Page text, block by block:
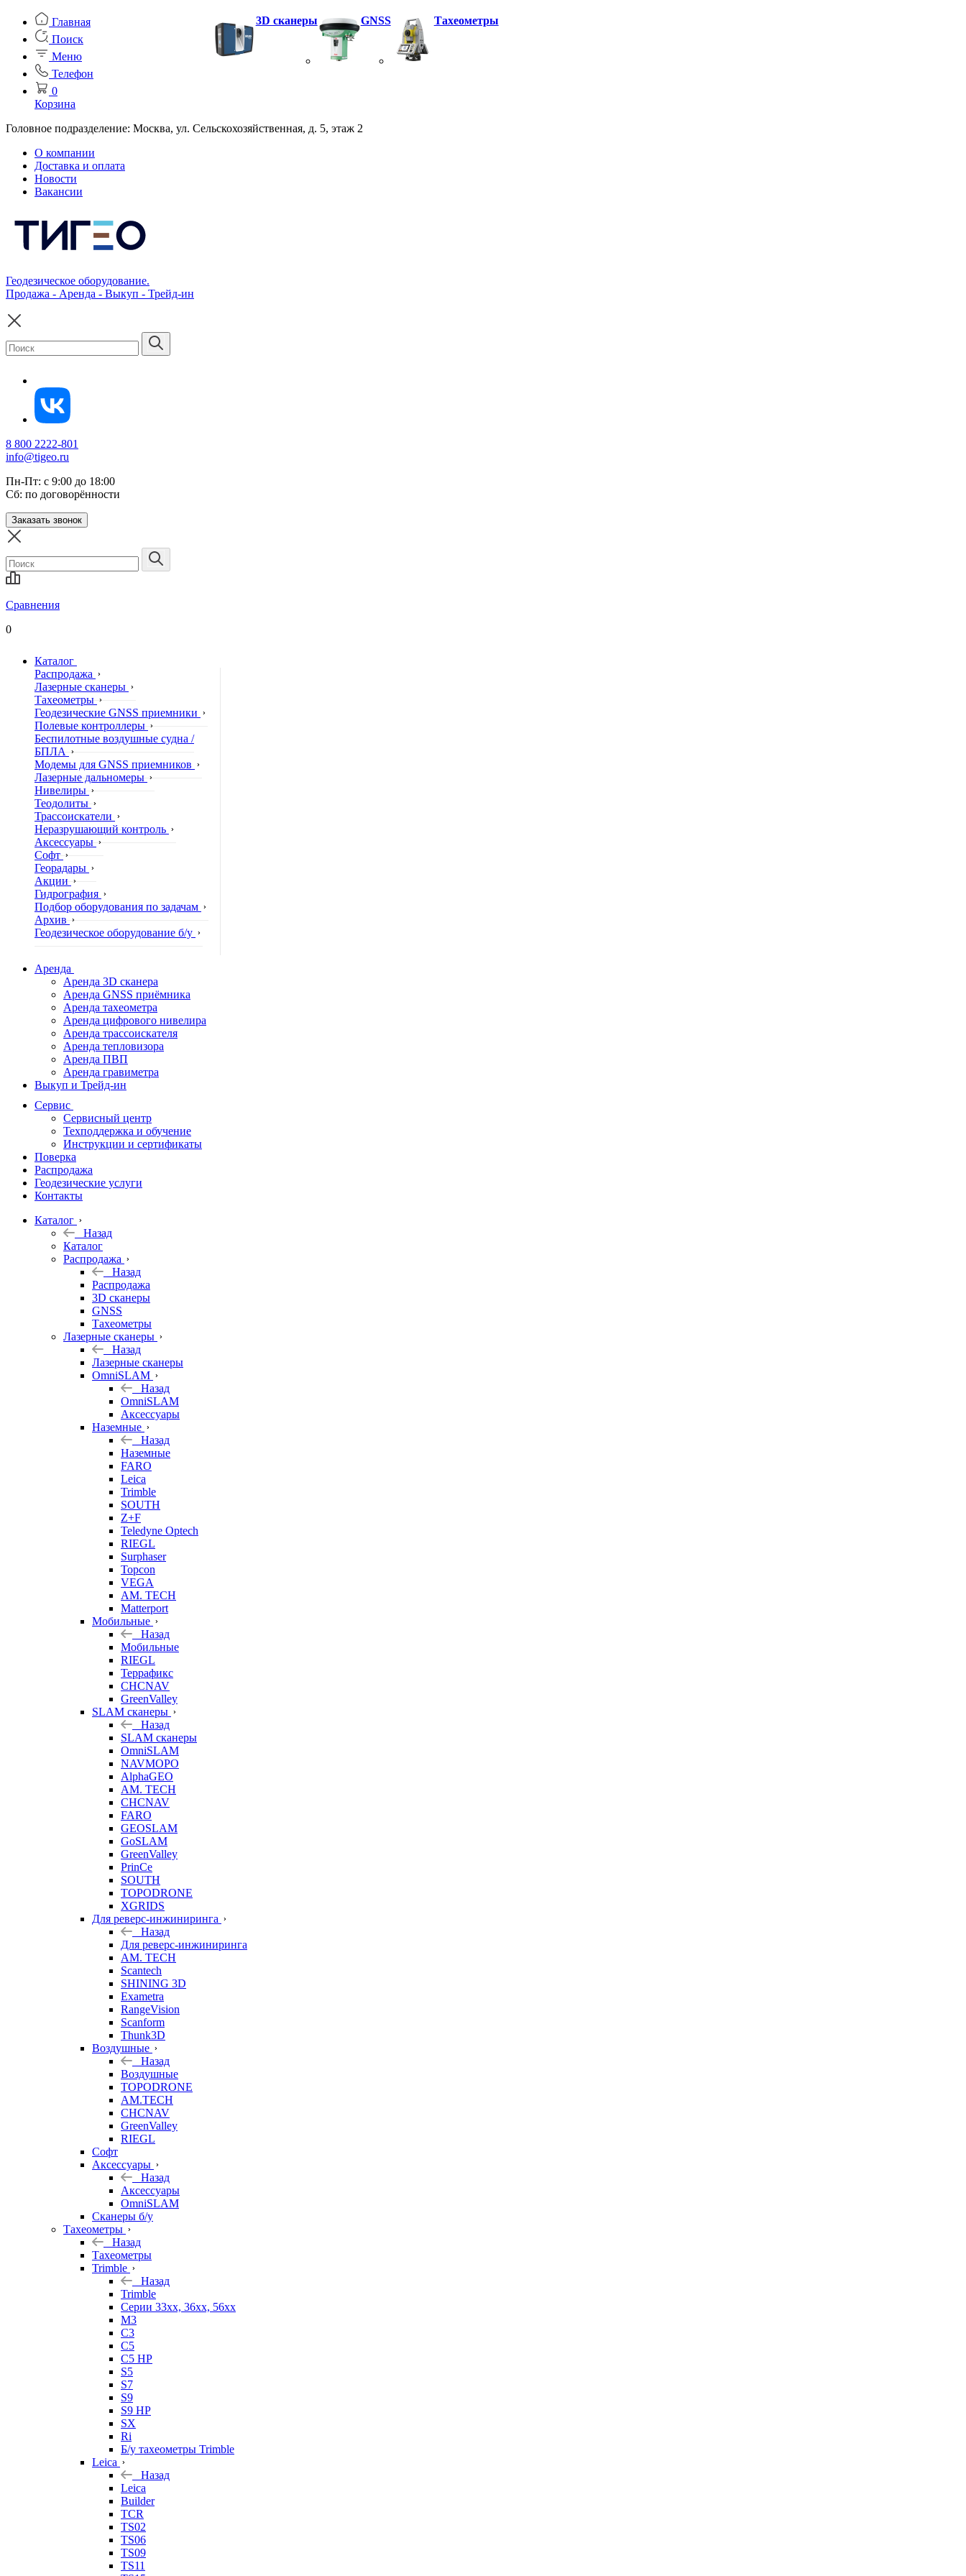
Главная
Поиск
Меню
Телефон
0
Корзина
Головное подразделение: Москва, ул. Сельскохозяйственная, д. 5, этаж 2
О компании
Доставка и оплата
Новости
Вакансии
Геодезическое оборудование.
Продажа - Аренда - Выкуп - Трейд-ин
8 800 2222-801
info@tigeo.ru
Пн-Пт: с 9:00 до 18:00
Сб: по договорённости
Заказать звонок
Сравнения
0
Каталог
Распродажа
Лазерные сканеры
Тахеометры
Геодезические GNSS приемники
Полевые контроллеры
Беспилотные воздушные судна /
БПЛА
Модемы для GNSS приемников
Лазерные дальномеры
Нивелиры
Теодолиты
Трассоискатели
Неразрушающий контроль
Аксессуары
Софт
Георадары
Акции
Гидрография
Подбор оборудования по задачам
Архив
Геодезическое оборудование б/у
3D сканеры GNSS Тахеометры
Аренда
Аренда 3D сканера
Аренда GNSS приёмника
Аренда тахеометра
Аренда цифрового нивелира
Аренда трассоискателя
Аренда тепловизора
Аренда ПВП
Аренда гравиметра
Выкуп и Трейд-ин
Сервис
Сервисный центр
Техподдержка и обучение
Инструкции и сертификаты
Поверка
Распродажа
Геодезические услуги
Контакты
Каталог
Назад
Каталог
Распродажа
Назад
Распродажа
3D сканеры
GNSS
Тахеометры
Лазерные сканеры
Назад
Лазерные сканеры
OmniSLAM
Назад
OmniSLAM
Аксессуары
Наземные
Назад
Наземные
FARO
Leica
Trimble
SOUTH
Z+F
Teledyne Optech
RIEGL
Surphaser
Topcon
VEGA
AM. TECH
Matterport
Мобильные
Назад
Мобильные
RIEGL
Террафикс
CHCNAV
GreenValley
SLAM сканеры
Назад
SLAM сканеры
OmniSLAM
NAVMOPO
AlphaGEO
AM. TECH
CHCNAV
FARO
GEOSLAM
GoSLAM
GreenValley
PrinCe
SOUTH
TOPODRONE
XGRIDS
Для реверс-инжиниринга
Назад
Для реверс-инжиниринга
AM. TECH
Scantech
SHINING 3D
Exametra
RangeVision
Scanform
Thunk3D
Воздушные
Назад
Воздушные
TOPODRONE
AM.TECH
CHCNAV
GreenValley
RIEGL
Софт
Аксессуары
Назад
Аксессуары
OmniSLAM
Сканеры б/у
Тахеометры
Назад
Тахеометры
Trimble
Назад
Trimble
Серии 33xx, 36xx, 56xx
M3
C3
C5
C5 HP
S5
S7
S9
S9 HP
SX
Ri
Б/у тахеометры Trimble
Leica
Назад
Leica
Builder
TCR
TS02
TS06
TS09
TS11